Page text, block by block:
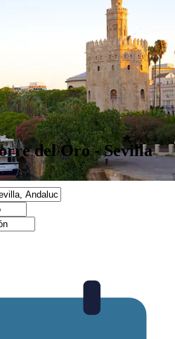
del Oro - Sevilla